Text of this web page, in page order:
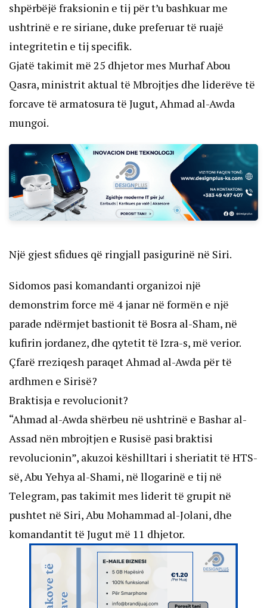
shpërbëjë fraksionin e tij për t’u bashkuar me
ushtrinë e re siriane, duke preferuar të ruajë
integritetin e tij specifik.
Gjatë takimit më 25 dhjetor mes Murhaf Abou
Qasra, ministrit aktual të Mbrojtjes dhe liderëve të
forcave të armatosura të Jugut, Ahmad al-Awda
mungoi.
Një gjest sfidues që ringjall pasigurinë në Siri.
Sidomos pasi komandanti organizoi një
demonstrim force më 4 janar në formën e një
parade ndërmjet bastionit të Bosra al-Sham, në
kufirin jordanez, dhe qytetit të Izra-s, më verior.
Çfarë rreziqesh paraqet Ahmad al-Awda për të
ardhmen e Sirisë?
Braktisja e revolucionit?
“Ahmad al-Awda shërbeu në ushtrinë e Bashar al-
Assad nën mbrojtjen e Rusisë pasi braktisi
revolucionin”, akuzoi këshilltari i sheriatit të HTS-
së, Abu Yehya al-Shami, në llogarinë e tij në
Telegram, pas takimit mes liderit të grupit në
pushtet në Siri, Abu Mohammad al-Jolani, dhe
komandantit të Jugut më 11 dhjetor.